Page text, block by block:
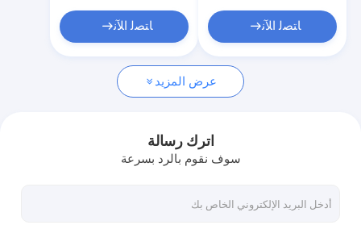
اطلب اقتباس
مرشح قرص الغشاء
غشاء PES
ﺎﺘﺼﻟ ﺍﻶﻧ ﺎﺘﺼﻟ ﺍﻶﻧ
عرض المزيد
اترك رسالة
سوف نقوم بالرد بسرعة